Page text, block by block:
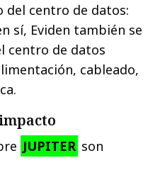
del centro de datos:
sí, Eviden también se
centro de datos
cableado,
JUPITER son